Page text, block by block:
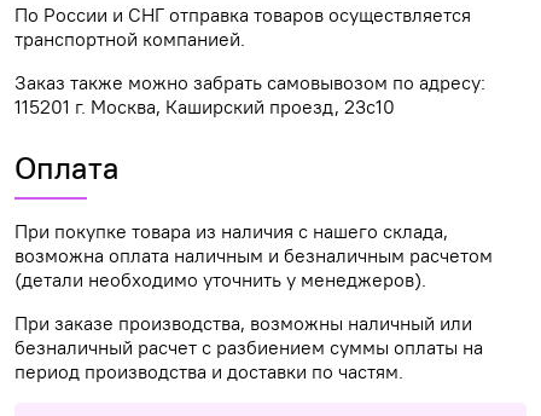
По России и СНГ отправка товаров осуществляется
транспортной компанией.
Заказ также можно забрать самовывозом по адресу:
115201 г. Москва, Каширский проезд, 23с10
Оплата
При покупке товара из наличия с нашего склада,
возможна оплата наличным и безналичным расчетом
(детали необходимо уточнить у менеджеров).
При заказе производства, возможны наличный или
безналичный расчет с разбиением суммы оплаты на
период производства и доставки по частям.